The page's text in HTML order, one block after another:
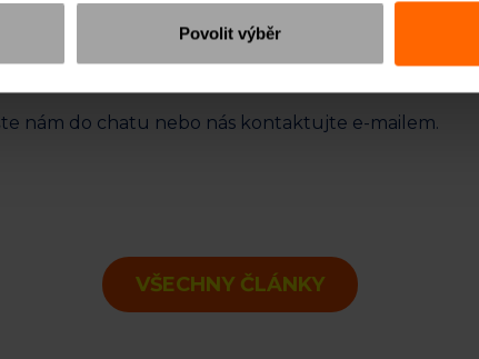
Povolit výběr
kterou má Bedby, s. r. o., vůči družstvu.
nám do chatu nebo nás kontaktujte e-mailem.
VŠECHNY ČLÁNKY